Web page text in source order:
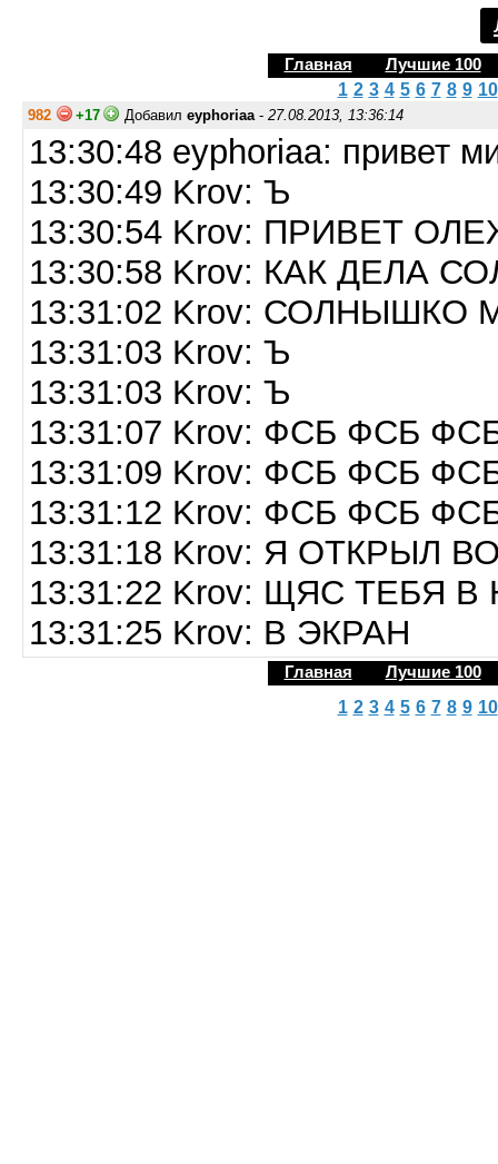
Главная Лучшие 100
1 2 3 4 5 6 7 8 9 10
982 +17 Добавил eyphoriaa- 27.08.2013, 13:36:14
13:30:48 eyphoriaa: привет
13:30:49 Krov: Ъ
13:30:54 Krov: ПРИВЕТ
13:30:58 Krov: КАК ДЕЛА
13:31:02 Krov:
13:31:03 Krov: Ъ
13:31:03 Krov: Ъ
13:31:07 Krov: ФСБ ФСБ
13:31:09 Krov: ФСБ ФСБ
13:31:12 Krov: ФСБ ФСБ
13:31:18 Krov: Я ОТКРЫЛ
13:31:22 Krov: ЩЯС ТЕБЯ
13:31:25 Krov: В ЭКРАН
Главная Лучшие 100
1 2 3 4 5 6 7 8 9 10